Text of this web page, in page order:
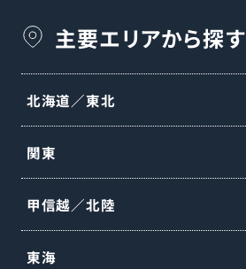
主要エリアから探す
北海道／東北
関東
甲信越／北陸
東海